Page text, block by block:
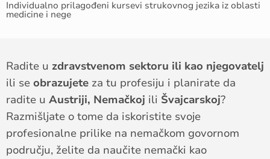
Individualno prilagođeni kursevi strukovnog jezika iz oblasti
medicine i nege
Radite u zdravstvenom sektoru ili kao njegovatelj
ili se obrazujete za tu profesiju i planirate da
radite u Austriji, Nemačkoj ili Švajcarskoj?
Razmišljate o tome da iskoristite svoje
profesionalne prilike na nemačkom govornom
području, želite da naučite nemački kao